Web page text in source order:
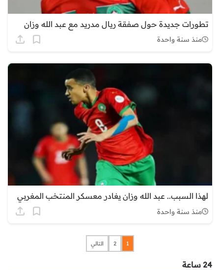
تطورات جديدة حول صفقة ريال مدريد مع عبد الله وزان
منذ سنة واحدة
لهذا السبب.. عبد الله وزان يغادر معسكر المنتخب المغربي
منذ سنة واحدة
1
2 التالي
24 ساعة